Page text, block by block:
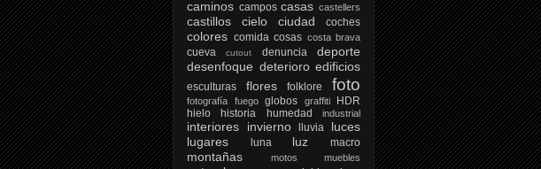
caminos campos casas castellers
castillos cielo ciudad coches
colores comida cosas costa brava
cueva cutout denuncia
deporte
desenfoque deterioro edificios
esculturas flores folklore foto
fotografía fuego globos graffiti
HDR
hielo
historia humedad industrial
interiores invierno lluvia
luces
lugares
luna luz macro
montañas motos muebles